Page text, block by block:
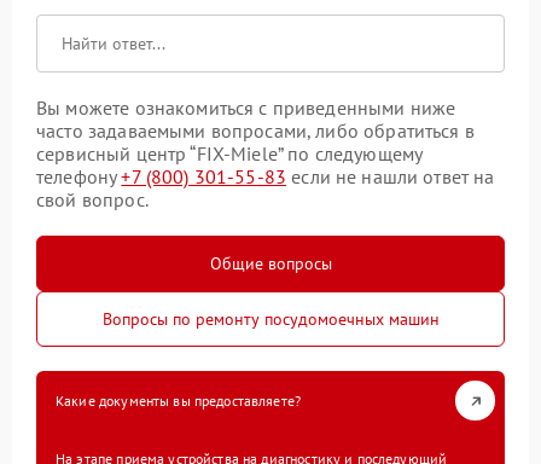
Вы можете ознакомиться с приведенными ниже
часто задаваемыми вопросами, либо обратиться в
сервисный центр “FIX-Miele” по следующему
телефону+7 (800) 301-55-83 если не нашли ответ на
свой вопрос.
Общие вопросы
Вопросы по ремонту посудомоечных машин
Какие документы вы предоставляете?
На этапе приема устройства на диагностику и последующий